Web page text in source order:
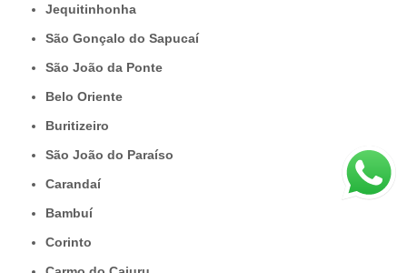
Jequitinhonha
São Gonçalo do Sapucaí
São João da Ponte
Belo Oriente
Buritizeiro
São João do Paraíso
Carandaí
Bambuí
Corinto